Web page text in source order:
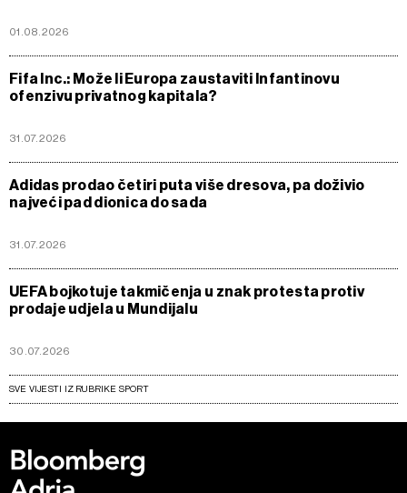
01.08.2026
Fifa Inc.: Može li Europa zaustaviti Infantinovu
ofenzivu privatnog kapitala?
31.07.2026
Adidas prodao četiri puta više dresova, pa doživio
najveći pad dionica do sada
31.07.2026
UEFA bojkotuje takmičenja u znak protesta protiv
prodaje udjela u Mundijalu
30.07.2026
SVE VIJESTI IZ RUBRIKE SPORT